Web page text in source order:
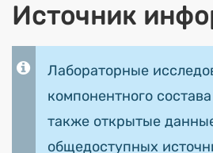
Источник
Лабораторные
компонентного
также открытые
общедоступных